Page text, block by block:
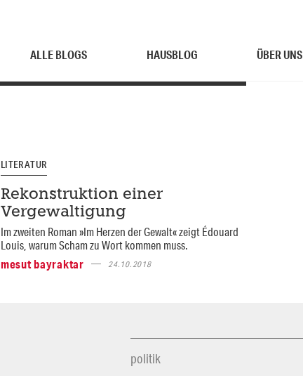
ALLE BLOGS HAUSBLOG ÜBER UNS
LITERATUR
Rekonstruktion einer
Vergewaltigung
Im zweiten Roman »Im Herzen der Gewalt« zeigt Édouard
Louis, warum Scham zu Wort kommen muss.
mesut bayraktar
24.10.2018
politik